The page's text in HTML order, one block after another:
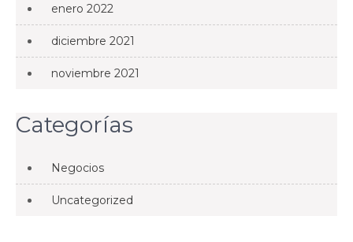
enero 2022
diciembre 2021
noviembre 2021
Categorías
Negocios
Uncategorized